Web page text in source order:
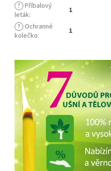
? Příbalový
leták:
1
? Ochranné
kolečko: 1